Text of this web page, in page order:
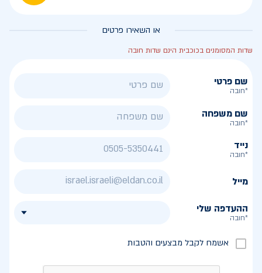
או השאירו פרטים
שדות המסומנים בכוכבית הינם שדות חובה
שם פרטי
*חובה
שם משפחה
*חובה
נייד
*חובה
מייל
ההעדפה שלי
*חובה
אשמח לקבל מבצעים והטבות